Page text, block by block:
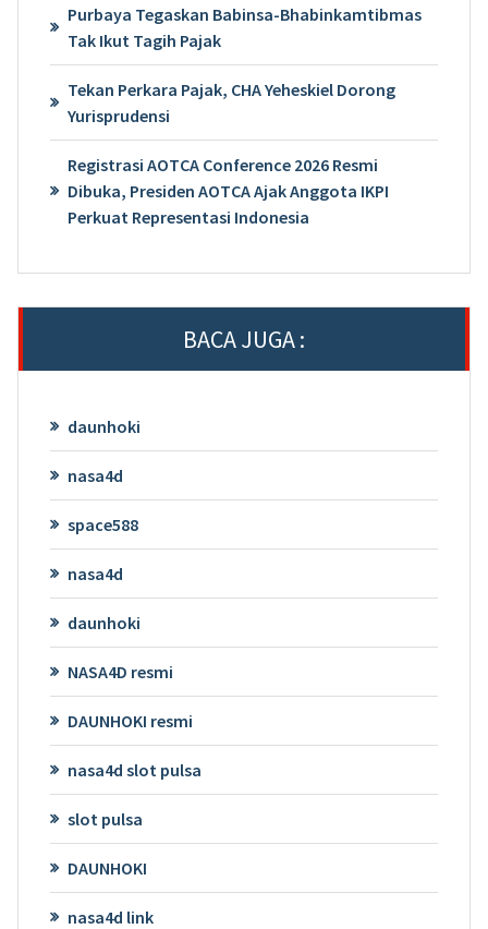
Purbaya Tegaskan Babinsa-Bhabinkamtibmas
Tak Ikut Tagih Pajak
Tekan Perkara Pajak, CHA Yeheskiel Dorong
Yurisprudensi
Registrasi AOTCA Conference 2026 Resmi
Dibuka, Presiden AOTCA Ajak Anggota IKPI
Perkuat Representasi Indonesia
BACA JUGA :
daunhoki
nasa4d
space588
nasa4d
daunhoki
NASA4D resmi
DAUNHOKI resmi
nasa4d slot pulsa
slot pulsa
DAUNHOKI
nasa4d link